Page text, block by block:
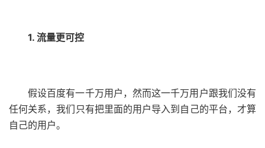
1. 流量更可控
假设百度有一千万用户，然而这一千万用户跟我们没有
任何关系，我们只有把里面的用户导入到自己的平台，才算
自己的用户。